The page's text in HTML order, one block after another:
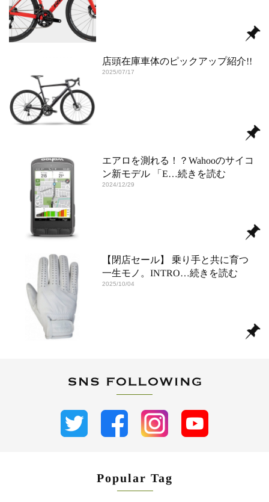
店頭在庫車体のピックアップ紹介!!
2025/07/17
エアロを測れる！？Wahooのサイコ
ン新モデル 「E…続きを読む
2024/12/29
【閉店セール】 乗り手と共に育つ
一生モノ。INTRO…続きを読む
2025/10/04
Popular Tag